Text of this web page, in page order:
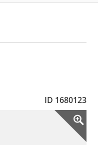
ID 1680123